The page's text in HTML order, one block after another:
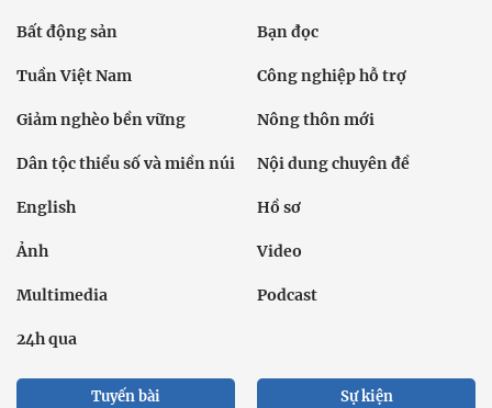
Bất động sản Bạn đọc
Tuần Việt Nam Công nghiệp hỗ trợ
Giảm nghèo bền vững Nông thôn mới
Dân tộc thiểu số và miền núi Nội dung chuyên đề
English Hồ sơ
Ảnh Video
Multimedia Podcast
24h qua
Tuyến bài Sự kiện